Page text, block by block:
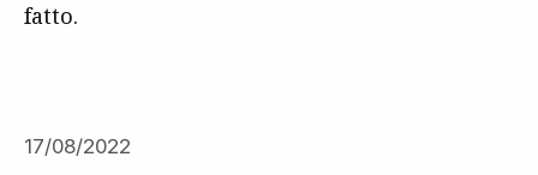
fatto.
17/08/2022